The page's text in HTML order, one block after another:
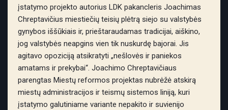
įstatymo projekto autorius LDK pakancleris Joachimas
Chreptavičius miestiečių teisių plėtrą siejo su valstybės
gynybos iššūkiais ir, prieštaraudamas tradicijai, aiškino,
jog valstybės neapgins vien tik nuskurdę bajorai. Jis
agitavo opoziciją atsikratyti „nešlovės ir paniekos
amatams ir prekybai“. Joachimo Chreptavičiaus
parengtas Miestų reformos projektas nubrėžė atskirą
miestų administracijos ir teismų sistemos liniją, kuri
įstatymo galutiniame variante nepakito ir suvienijo